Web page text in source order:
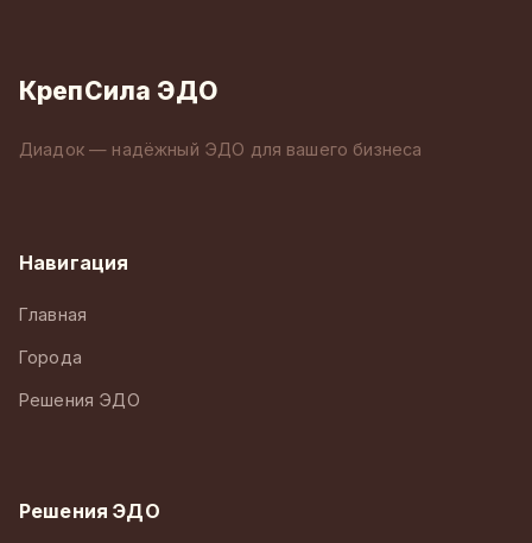
КрепСила ЭДО
Диадок — надёжный ЭДО для вашего бизнеса
Навигация
Главная
Города
Решения ЭДО
Решения ЭДО